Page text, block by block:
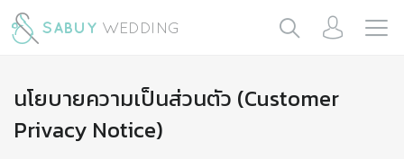
นโยบายความเป็นส่วนตัว (Customer
Privacy Notice)